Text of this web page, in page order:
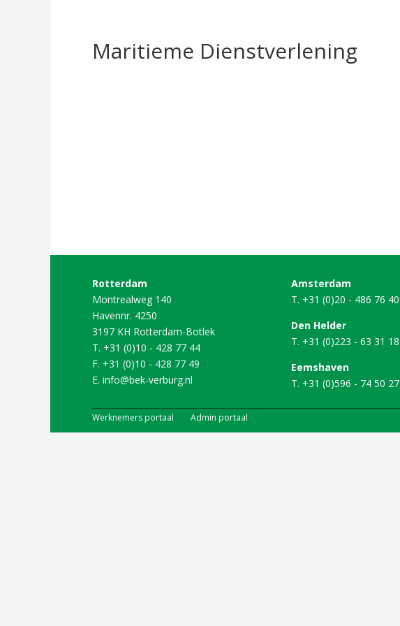
Maritieme Dienstverlening
Rotterdam
Montrealweg 140
Havennr. 4250
3197 KH Rotterdam-Botlek
T. +31 (0)10 - 428 77 44
F. +31 (0)10 - 428 77 49
E. info@bek-verburg.nl
Amsterdam
T. +31 (0)20 - 486 76 40
Den Helder
T. +31 (0)223 - 63 31 18
Eemshaven
T. +31 (0)596 - 74 50 27
Werknemers portaal Admin portaal